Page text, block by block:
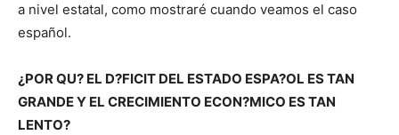
a nivel estatal, como mostraré cuando veamos el caso
español.
¿POR QU? EL D?FICIT DEL ESTADO ESPA?OL ES TAN
GRANDE Y EL CRECIMIENTO ECON?MICO ES TAN
LENTO?